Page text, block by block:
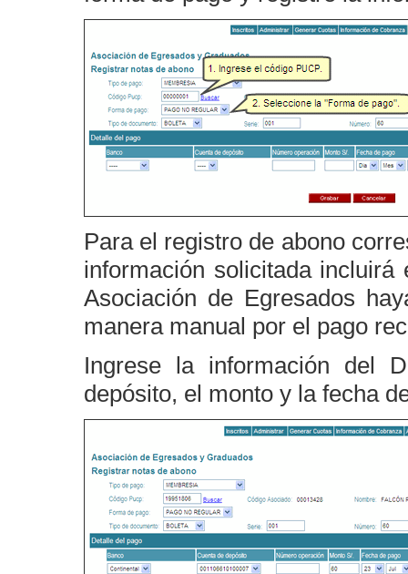
Para el registro de abono
información solicitada
Asociación de Egresados
manera manual por el pago
Ingrese la información del
depósito, el monto y la fecha